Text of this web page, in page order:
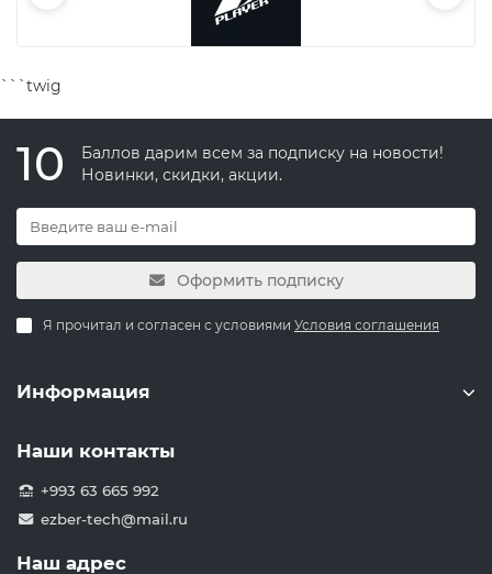
```twig
10
Баллов дарим всем за подписку на новости!
Новинки, скидки, акции.
Оформить подписку
Я прочитал и согласен с условиями Условия соглашения
Информация
Наши контакты
+993 63 665 992
ezber-tech@mail.ru
Наш адрес